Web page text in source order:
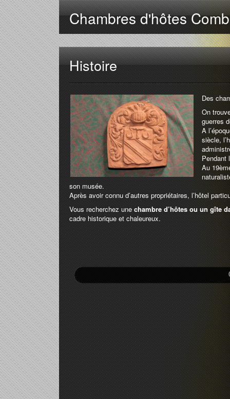
Chambres d'hôtes
Histoire
Des
On
guerres
A
siècle,
Pendant
Au
son musée.
Après avoir connu d’autres propriétaires, l’hôtel
Vous recherchez unechambre d’hôtes ou un gîte
cadre historique et chaleureux.